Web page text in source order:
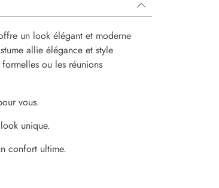
un look élégant et moderne
allie élégance et style
ou les réunions
vous.
unique.
confort ultime.